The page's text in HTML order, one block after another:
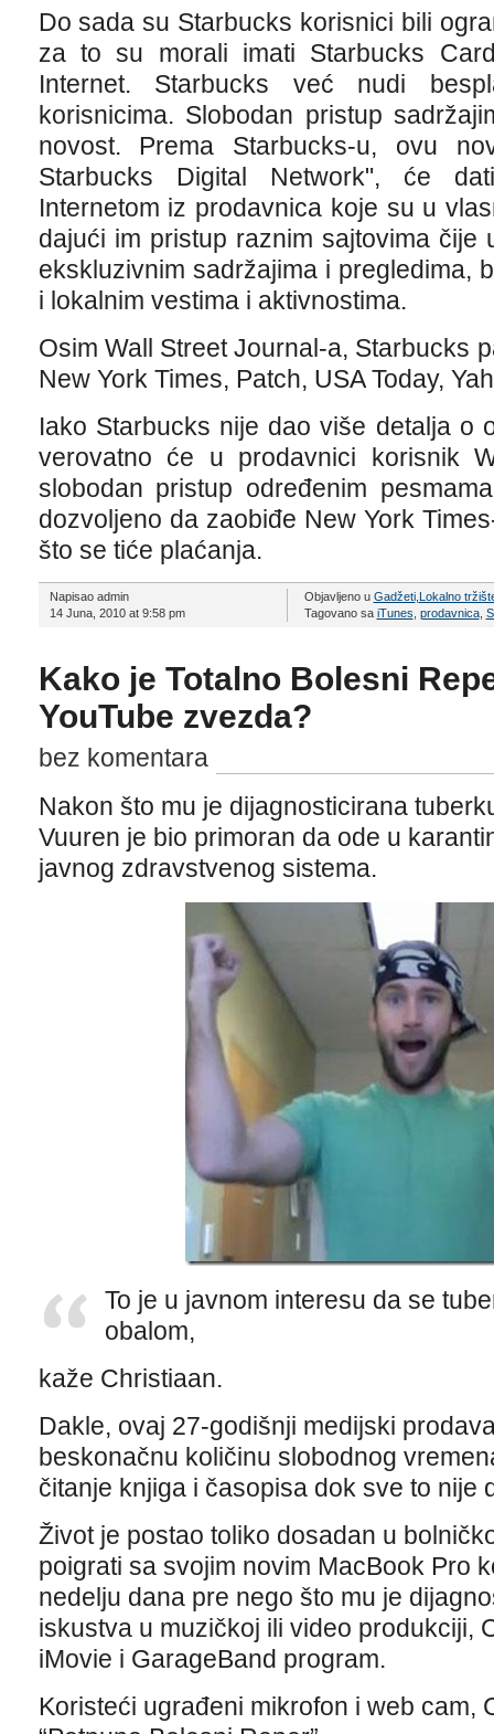
Do sada su Starbucks korisnici bili
za to su morali imati Starbucks
Internet. Starbucks već nudi
korisnicima. Slobodan pristup
novost. Prema Starbucks-u, ovu
Starbucks Digital Network", će
Internetom iz prodavnica koje su u
dajući im pristup raznim sajtovima čije
ekskluzivnim sadržajima i pregledima,
i lokalnim vestima i aktivnostima.
Osim Wall Street Journal-a, Starbucks
New York Times, Patch, USA Today,
Iako Starbucks nije dao više detalja o
verovatno će u prodavnici korisnik
slobodan pristup određenim
dozvoljeno da zaobiđe New York
što se tiće plaćanja.
Napisao admin
14 Juna, 2010 at 9:58 pm
Objavljeno u Gadžeti, Lokalno
Tagovano sa iTunes prodavnica,
Kako je Totalno Bolesni
YouTube zvezda?
bez komentara
Nakon što mu je dijagnosticirana
Vuuren je bio primoran da ode u
javnog zdravstvenog sistema.
To je u javnom interesu da se
obalom,
kaže Christiaan.
Dakle, ovaj 27-godišnji medijski
beskonačnu količinu slobodnog
čitanje knjiga i časopisa dok sve to nije
Život je postao toliko dosadan u
poigrati sa svojim novim MacBook Pro
nedelju dana pre nego što mu je
iskustva u muzičkoj ili video produkciji,
iMovie i GarageBand program.
Koristeći ugrađeni mikrofon i web cam,